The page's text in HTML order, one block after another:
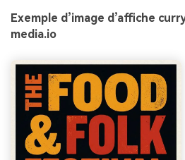
Exemple d’image d’affiche
media.io